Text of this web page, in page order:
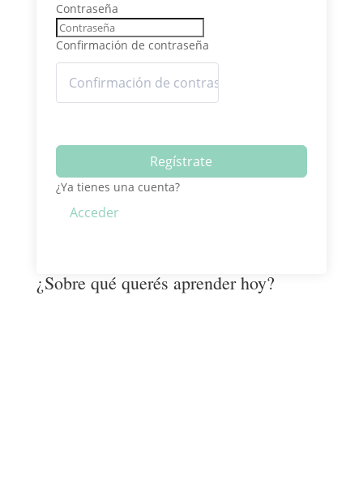
Contraseña
Confirmación de contraseña
Regístrate
¿Ya tienes una cuenta?
Acceder
¿Sobre qué querés aprender hoy?